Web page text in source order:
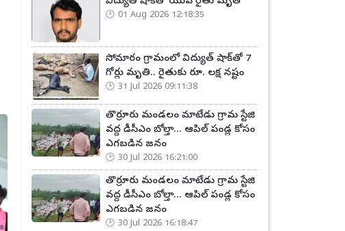
01 Aug 2026 12:18:35
సోమారం గ్రామంలో విద్యుత్ షాక్‌తో 7
గోర్లు మృతి.. రైతుకు రూ. లక్ష నష్టం
31 Jul 2026 09:11:38
తొర్రూరు మండలం మాటేడు గ్రామ స్టేజి
వద్ద డీసీఎం బోల్తా... ఆపిల్ పండ్ల కోసం
ఎగబడిన జనం
30 Jul 2026 16:21:00
తొర్రూరు మండలం మాటేడు గ్రామ స్టేజి
వద్ద డీసీఎం బోల్తా... ఆపిల్ పండ్ల కోసం
ఎగబడిన జనం
30 Jul 2026 16:18:47